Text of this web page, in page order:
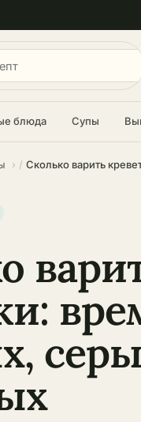
блюда Супы
Сколько варить